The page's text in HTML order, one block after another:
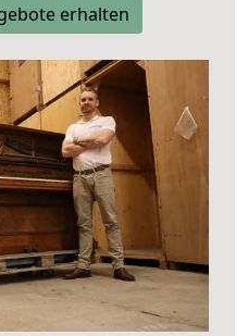
erhalten